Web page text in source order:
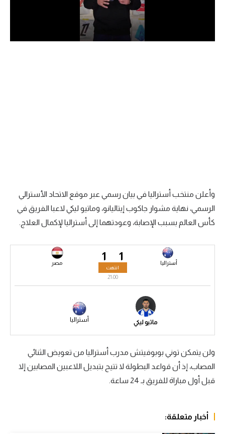
دوري أبطال إفريقيا
الدوري الإنجليزي
دوري أبطال أوروبا
كرة سلة
كرة يد
الوطن العربي
وأعلن منتخب أستراليا في بيان رسمي عبر موقع الاتحاد الأسترالي
الرسمي، نهاية مشوار جاكوب إيتاليانو، وماتيو ليكي لاعبا الفريق في
كأس العالم بسبب الإصابة، وعودتهما إلى أستراليا لإكمال العلاج.
1 أستراليا 1 مصر
انتهت
21:00
ماثيو ليكي أستراليا
ولن يتمكن توني بوبوفيتش مدرب أستراليا من تعويض الثنائي
المصاب، إذ أن قواعد البطولة لا تتيح بتبديل اللاعبين المصابين إلا
قبل أول مباراة للفريق بـ 24 ساعة.
أخبار متعلقة: